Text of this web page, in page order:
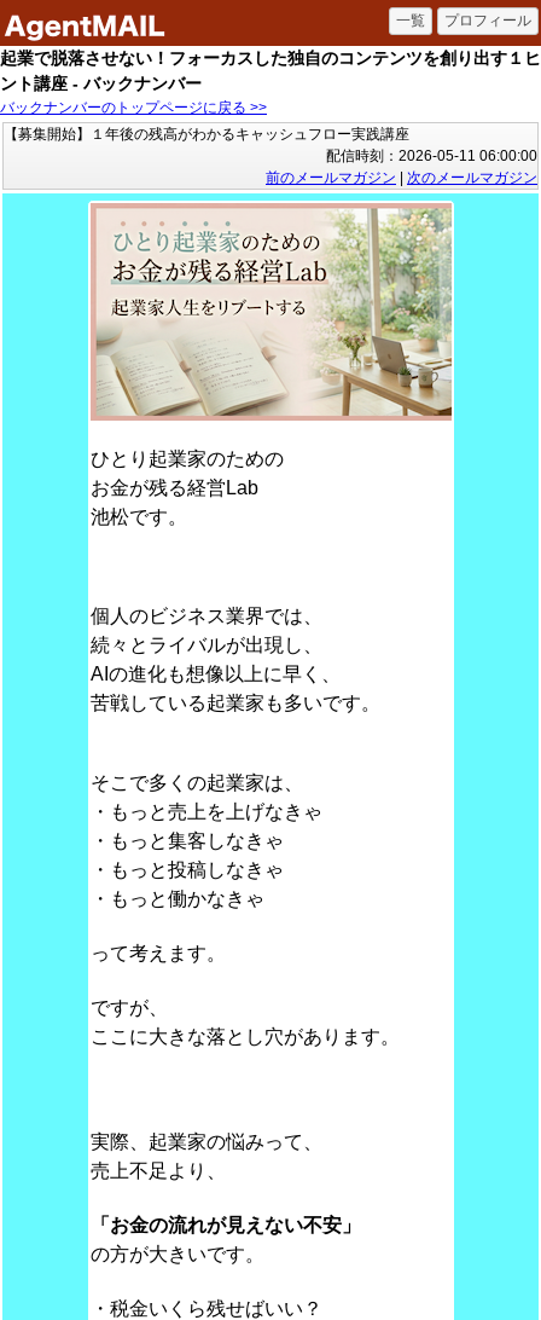
起業で脱落させない！フォーカスした独自のコンテンツを創り出す１ヒ
ント講座 - バックナンバー
バックナンバーのトップページに戻る >>
【募集開始】１年後の残高がわかるキャッシュフロー実践講座
配信時刻：2026-05-11 06:00:00
前のメールマガジン
次のメールマガジン
ひとり起業家のための
お金が残る経営Lab
池松です。
個人のビジネス業界では、
続々とライバルが出現し、
AIの進化も想像以上に早く、
苦戦している起業家も多いです。
そこで多くの起業家は、
・もっと売上を上げなきゃ
・もっと集客しなきゃ
・もっと投稿しなきゃ
・もっと働かなきゃ
って考えます。
ですが、
ここに大きな落とし穴があります。
実際、起業家の悩みって、
売上不足より、
「お金の流れが見えない不安」
の方が大きいです。
・税金いくら残せばいい？